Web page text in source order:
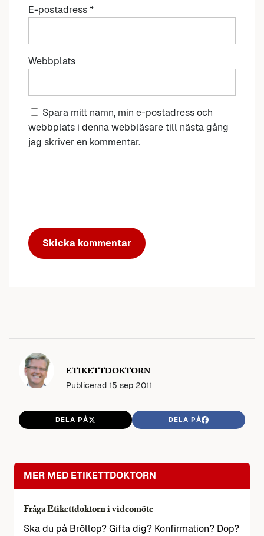
E-postadress *
Webbplats
Spara mitt namn, min e-postadress och
webbplats i denna webbläsare till nästa gång
jag skriver en kommentar.
ETIKETTDOKTORN
Publicerad 15 sep 2011
DELA PÅ DELA PÅ
MER MED ETIKETTDOKTORN
Fråga Etikettdoktorn i videomöte
Ska du på Bröllop? Gifta dig? Konfirmation? Dop?